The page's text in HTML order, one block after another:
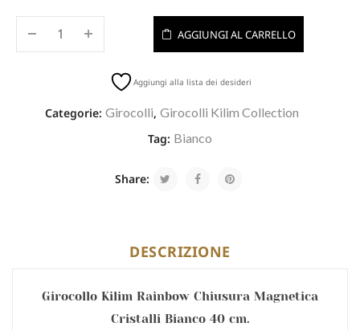
AGGIUNGI AL CARRELLO
Aggiungi alla lista dei desideri
Categorie: Girocolli, Girocolli Kilim Collection
Tag: Bianco
Share:
DESCRIZIONE
Girocollo Kilim Rainbow Chiusura Magnetica
Cristalli Bianco 40 cm.